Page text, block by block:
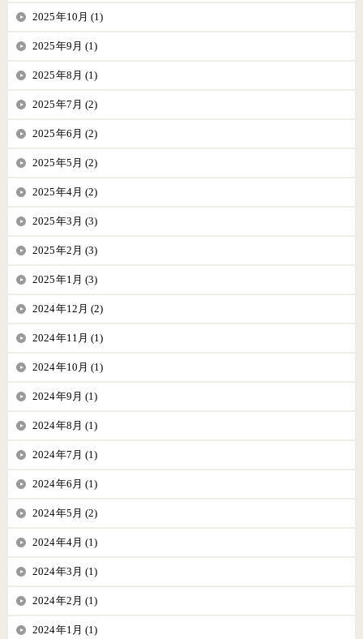
2025年10月 (1)
2025年9月 (1)
2025年8月 (1)
2025年7月 (2)
2025年6月 (2)
2025年5月 (2)
2025年4月 (2)
2025年3月 (3)
2025年2月 (3)
2025年1月 (3)
2024年12月 (2)
2024年11月 (1)
2024年10月 (1)
2024年9月 (1)
2024年8月 (1)
2024年7月 (1)
2024年6月 (1)
2024年5月 (2)
2024年4月 (1)
2024年3月 (1)
2024年2月 (1)
2024年1月 (1)